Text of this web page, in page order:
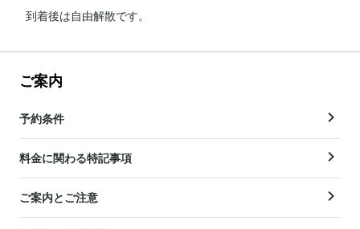
到着後は自由解散です。
ご案内
予約条件
料金に関わる特記事項
ご案内とご注意